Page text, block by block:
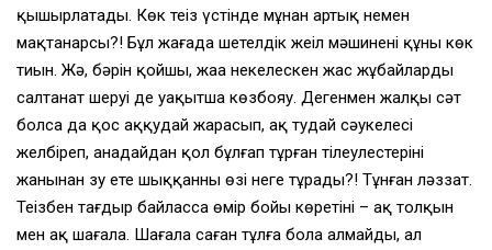
қышырлатады. Көк теңіз үстінде мұнан артық немен
мақтанарсың?! Бұл жағада шетелдік жеңіл мәшиненің құны көк
тиын. Жә, бәрін қойшы, жаңа некелескен жас жұбайлардың
салтанат шеруі де уақытша көзбояу. Дегенмен жалқы сәт
болса да қос аққудай жарасып, ақ тудай сәукелесі
желбіреп, анадайдан қол бұлғап тұрған тілеулестерінің
жанынан зу ете шыққанның өзі неге тұрады?! Тұнған ләззат.
Теңізбен тағдыр байлассаң өмір бойы көретінің – ақ толқын
мен ақ шағала. Шағала саған тұлға бола алмайды, ал